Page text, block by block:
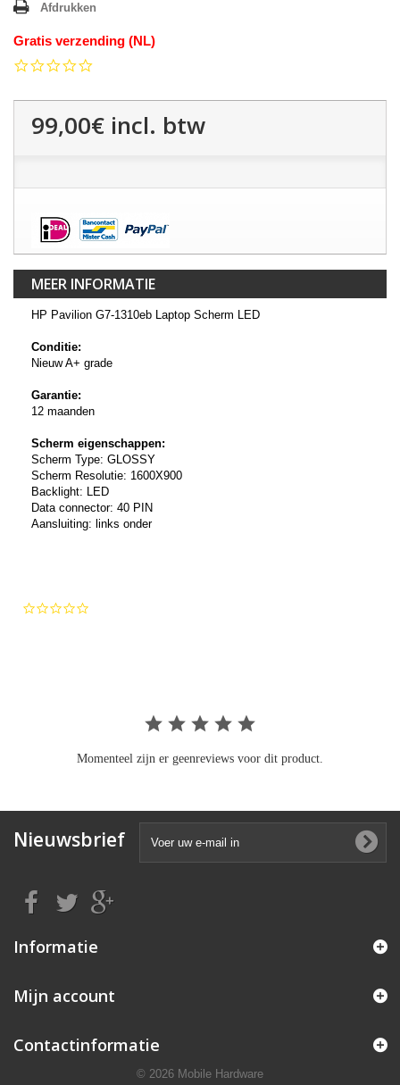
Afdrukken
Gratis verzending (NL)
99,00€ incl. btw
MEER INFORMATIE
HP Pavilion G7-1310eb Laptop Scherm LED
Conditie:
Nieuw A+ grade
Garantie:
12 maanden
Scherm eigenschappen:
Scherm Type: GLOSSY
Scherm Resolutie: 1600X900
Backlight: LED
Data connector: 40 PIN
Aansluiting: links onder
Momenteel zijn er geenreviews voor dit product.
Nieuwsbrief
Informatie
Mijn account
Contactinformatie
© 2026 Mobile Hardware